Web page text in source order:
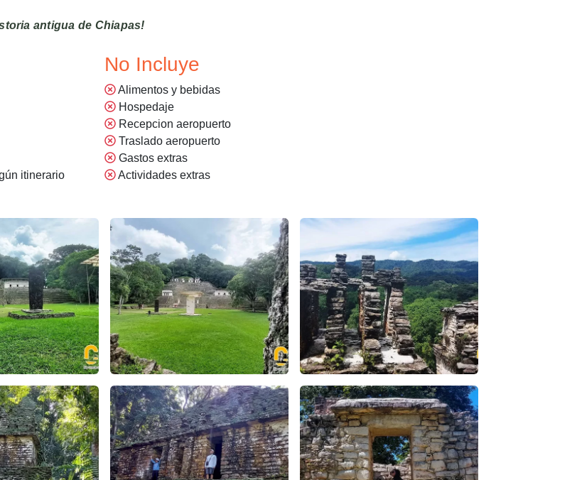
antigua de Chiapas!
itinerario
No Incluye
Alimentos y bebidas
Hospedaje
Recepcion aeropuerto
Traslado aeropuerto
Gastos extras
Actividades extras